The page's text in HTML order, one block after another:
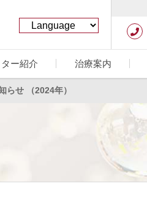
ター紹介 治療案内
らせ （2024年）